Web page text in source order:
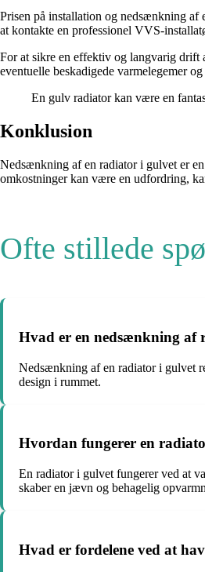
Prisen på installation og nedsænkning af
at kontakte en professionel VVS-
For at sikre en effektiv og langvarig drift
eventuelle beskadigede varmelegemer
En gulv radiator kan være en
Konklusion
Nedsænkning af en radiator i gulvet er
omkostninger kan være en udfordring,
Ofte stillede
Hvad er en nedsænkning af
Nedsænkning af en radiator i gulvet
design i rummet.
Hvordan fungerer en
En radiator i gulvet fungerer ved at
skaber en jævn og behagelig
Hvad er fordelene ved at